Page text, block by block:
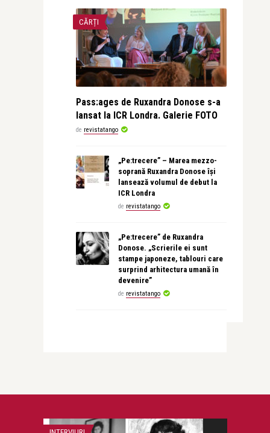
CĂRȚI
Pass:ages de Ruxandra Donose s-a
lansat la ICR Londra. Galerie FOTO
de revistatango
„Pe:trecere” – Marea mezzo-
soprană Ruxandra Donose își
lansează volumul de debut la
ICR Londra
de revistatango
„Pe:trecere” de Ruxandra
Donose. „Scrierile ei sunt
stampe japoneze, tablouri care
surprind arhitectura umană în
devenire”
de revistatango